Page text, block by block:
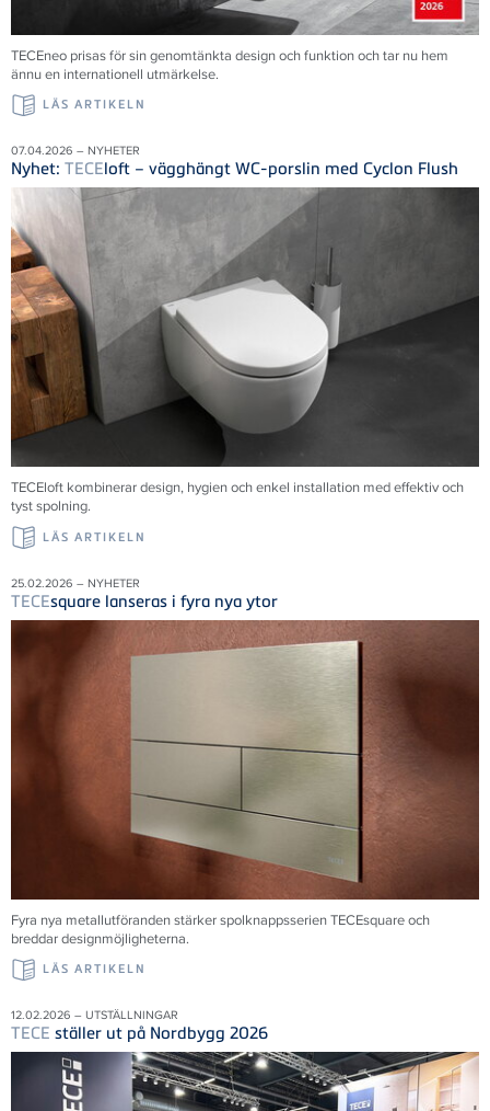
TECEneo prisas för sin genomtänkta design och funktion och tar nu hem
ännu en internationell utmärkelse.
LÄS ARTIKELN
07.04.2026 – NYHETER
Nyhet: TECEloft – vägghängt WC-porslin med Cyclon Flush
TECEloft kombinerar design, hygien och enkel installation med effektiv och
tyst spolning.
LÄS ARTIKELN
25.02.2026 – NYHETER
TECEsquare lanseras i fyra nya ytor
Fyra nya metallutföranden stärker spolknappsserien TECEsquare och
breddar designmöjligheterna.
LÄS ARTIKELN
12.02.2026 – UTSTÄLLNINGAR
TECE ställer ut på Nordbygg 2026